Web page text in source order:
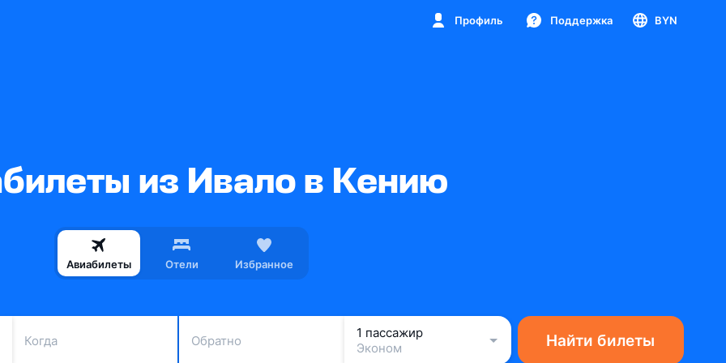
Профиль Поддержка BYN
из Ивало в Кению
Авиабилеты Отели Избранное
Когда Обратно
1 пассажир
Эконом
Найти билеты